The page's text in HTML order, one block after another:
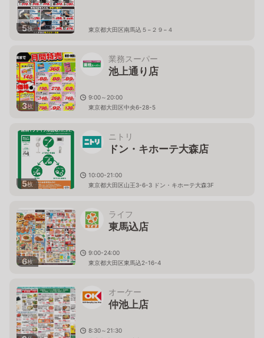
5枚 東京都大田区南馬込５−２９−４
3枚
業務スーパー
池上通り店
9:00～20:00
東京都大田区中央6-28-5
5枚
ニトリ
ドン・キホーテ大森店
10:00-21:00
東京都大田区山王3-6-3 ドン・キホーテ大森3F
6枚
ライフ
東馬込店
9:00-24:00
東京都大田区東馬込2-16-4
オーケー
仲池上店
8:30～21:30